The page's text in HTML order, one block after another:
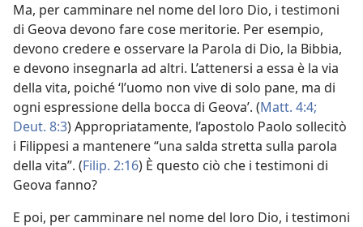
Ma, per camminare nel nome del loro Dio, i testimoni
di Geova devono fare cose meritorie. Per esempio,
devono credere e osservare la Parola di Dio, la Bibbia,
e devono insegnarla ad altri. L’attenersi a essa è la via
della vita, poiché ‘l’uomo non vive di solo pane, ma di
ogni espressione della bocca di Geova’. (Matt. 4:4;
Deut. 8:3) Appropriatamente, l’apostolo Paolo sollecitò
i Filippesi a mantenere “una salda stretta sulla parola
della vita”. (Filip. 2:16) È questo ciò che i testimoni di
Geova fanno?
E poi, per camminare nel nome del loro Dio, i testimoni